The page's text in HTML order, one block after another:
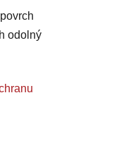
odolný